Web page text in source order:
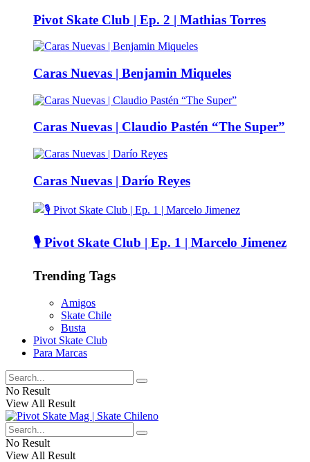
Pivot Skate Club | Ep. 2 | Mathias Torres
Caras Nuevas | Benjamin Miqueles
Caras Nuevas | Claudio Pastén “The Super”
Caras Nuevas | Darío Reyes
🎙️ Pivot Skate Club | Ep. 1 | Marcelo Jimenez
Trending Tags
Amigos
Skate Chile
Busta
Pivot Skate Club
Para Marcas
No Result
View All Result
No Result
View All Result